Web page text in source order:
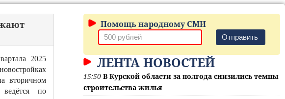
2025
вторичном
по
Помощь народному СМИ
Отправить
ЛЕНТА НОВОСТЕЙ
15:50 В Курской области за полгода снизились темпы
строительства жилья